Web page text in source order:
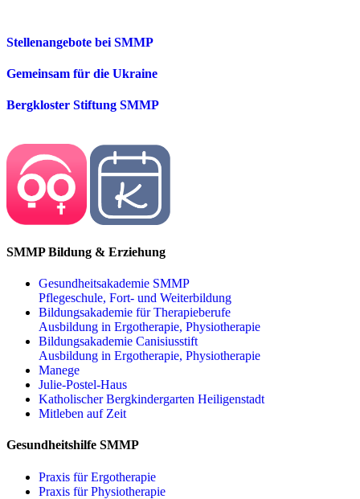
Stellenangebote bei SMMP
Gemeinsam für die Ukraine
Bergkloster Stiftung SMMP
SMMP Bildung & Erziehung
Gesundheitsakademie SMMP
Pflegeschule, Fort- und Weiterbildung
Bildungsakademie für Therapieberufe
Ausbildung in Ergotherapie, Physiotherapie
Bildungsakademie Canisiusstift
Ausbildung in Ergotherapie, Physiotherapie
Manege
Julie-Postel-Haus
Katholischer Bergkindergarten Heiligenstadt
Mitleben auf Zeit
Gesundheitshilfe SMMP
Praxis für Ergo­therapie
Praxis für Physio­therapie